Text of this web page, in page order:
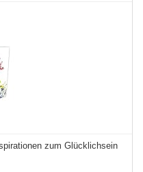
zum Glücklichsein